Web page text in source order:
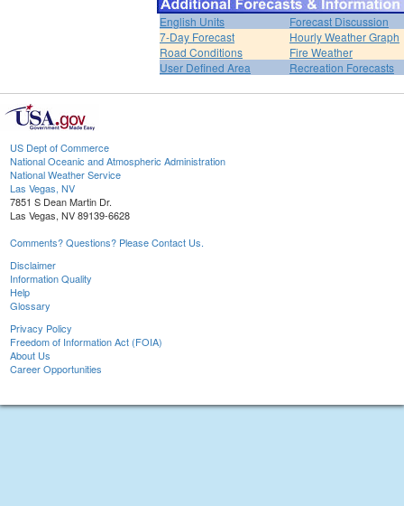
English Units
Forecast Discussion
7-Day Forecast
Hourly Weather Graph
Road Conditions
Fire Weather
User Defined Area
Recreation Forecasts
US Dept of Commerce
National Oceanic and Atmospheric Administration
National Weather Service
Las Vegas, NV
7851 S Dean Martin Dr.
Las Vegas, NV 89139-6628
Comments? Questions? Please Contact Us.
Disclaimer
Information Quality
Help
Glossary
Privacy Policy
Freedom of Information Act (FOIA)
About Us
Career Opportunities